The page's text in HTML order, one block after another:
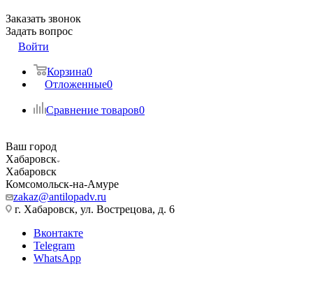
Заказать звонок
Задать вопрос
Войти
Корзина0
Отложенные0
Сравнение товаров0
Ваш город
Хабаровск
Хабаровск
Комсомольск-на-Амуре
zakaz@antilopadv.ru
г. Хабаровск, ул. Вострецова, д. 6
Вконтакте
Telegram
WhatsApp